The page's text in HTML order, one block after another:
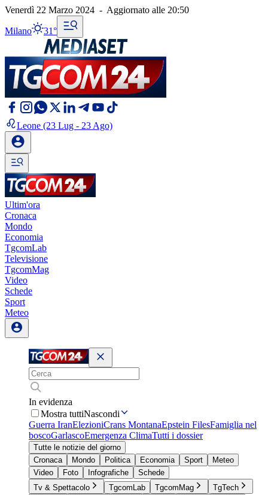
Venerdì 22 Marzo 2024 - Aggiornato alle 20:50
Milano 31°
Leone (23 Lug - 23 Ago)
Ultim'ora
Cronaca
Mondo
Economia
TgcomLab
Televisione
TgcomMag
Video
Schede
Sport
Meteo
In evidenza
Mostra tuttiNascondi
Guerra IranElezioniCrans MontanaEpstein FilesFamiglia nel
boscoGarlascoEmergenza ClimaTutti i dossier
Tutte le notizie del giorno
Cronaca
Mondo Politica Economia Sport
Meteo
Video
Foto Infografiche
Schede
Tv & Spettacolo
TgcomLab TgcomMag
TgTech